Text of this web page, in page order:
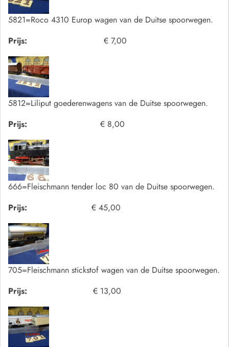
5821=Roco 4310 Europ wagen van de Duitse spoorwegen.
Prijs:
€ 7,00
5812=Liliput goederenwagens van de Duitse spoorwegen.
Prijs:
€ 8,00
666=Fleischmann tender loc 80 van de Duitse spoorwegen.
Prijs:
€ 45,00
705=Fleischmann stickstof wagen van de Duitse spoorwegen.
Prijs:
€ 13,00